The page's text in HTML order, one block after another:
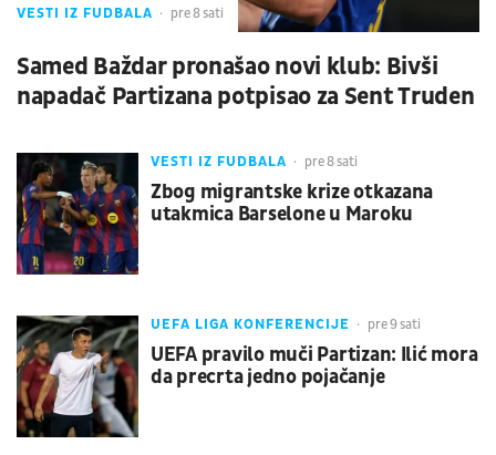
VESTI IZ FUDBALA pre 8 sati
Samed Baždar pronašao novi klub: Bivši
napadač Partizana potpisao za Sent Truden
VESTI IZ FUDBALA pre 8 sati
Zbog migrantske krize otkazana
utakmica Barselone u Maroku
UEFA LIGA KONFERENCIJE pre 9 sati
UEFA pravilo muči Partizan: Ilić mora
da precrta jedno pojačanje